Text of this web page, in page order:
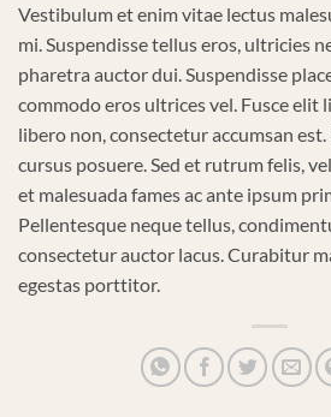
Vestibulum et enim vitae lectus
mi. Suspendisse tellus eros, ultricies
pharetra auctor dui. Suspendisse
commodo eros ultrices vel. Fusce elit
libero non, consectetur accumsan
cursus posuere. Sed et rutrum felis,
et malesuada fames ac ante ipsum
Pellentesque neque tellus,
consectetur auctor lacus. Curabitur
egestas porttitor.